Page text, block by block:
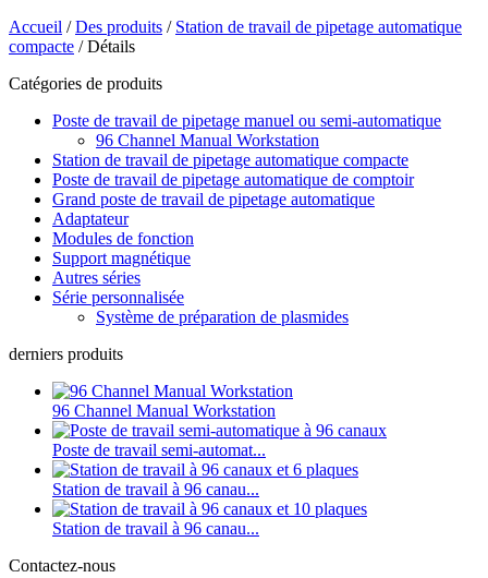
Accueil /Des produits / Station de travail de pipetage automatique
compacte / Détails
Catégories de produits
Poste de travail de pipetage manuel ou semi-automatique
96 Channel Manual Workstation
Station de travail de pipetage automatique compacte
Poste de travail de pipetage automatique de comptoir
Grand poste de travail de pipetage automatique
Adaptateur
Modules de fonction
Support magnétique
Autres séries
Série personnalisée
Système de préparation de plasmides
derniers produits
96 Channel Manual Workstation
Poste de travail semi-automat...
Station de travail à 96 canau...
Station de travail à 96 canau...
Contactez-nous